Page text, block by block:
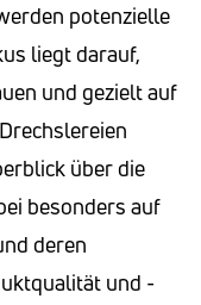
potenzielle
liegt darauf,
und gezielt auf
über die
besonders auf
deren
und -